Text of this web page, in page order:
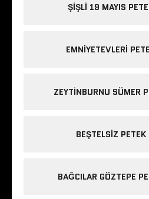
ŞIŞLI 19 MAYIS
EMNIYETEVLERI
ZEYTINBURNU SÜMER
BEŞTELSIZ
BAĞCILAR GÖZTEPE